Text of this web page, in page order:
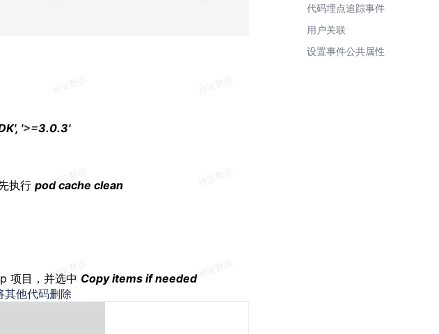
'>=3.0.3'
执行 pod cache clean
项目，并选中 Copy items if needed
其他代码删除
代码埋点追踪事件
用户关联
设置事件公共属性